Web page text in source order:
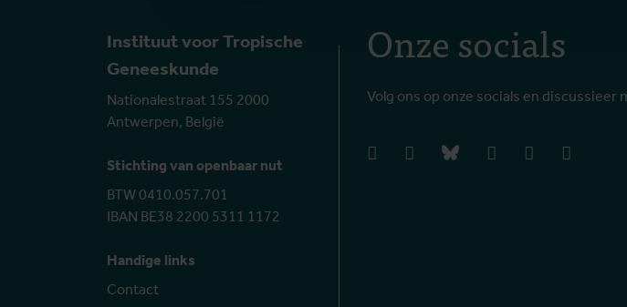
Instituut voor Tropische
Geneeskunde
Nationalestraat 155 2000
Antwerpen, België
Stichting van openbaar nut
BTW 0410.057.701
IBAN BE38 2200 5311 1172
Handige links
Contact
Onze socials
Volg ons op onze socials en discussieer
facebookinstagrambluesky linkedIn youtube